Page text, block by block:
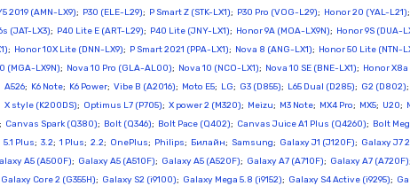
2019 (AMN-LX9); P30 (ELE-L29); P Smart Z (STK-LX1); P30 Pro (VOG-L29); Honor 20 (YAL-L21);
(JAT-LX3); P40 Lite E (ART-L29); P40 Lite (JNY-LX1); Honor 9A (MOA-LX9N); Honor 9S (DUA-
; Honor 10X Lite (DNN-LX9); P Smart 2021 (PPA-LX1); Nova 8 (ANG-LX1); Honor 50 Lite (NTN-
(MGA-LX9N); Nova 10 Pro (GLA-AL00); Nova 10 (NCO-LX1); Nova 10 SE (BNE-LX1); Honor X8a
A526; K6 Note; K6 Power; Vibe B (A2016); Moto E5; LG; G3 (D855); L65 Dual (D285); G2 (D802);
X style (K200DS); Optimus L7 (P705); X power 2 (M320); Meizu; M3 Note; MX4 Pro; MX5; U20;
; Canvas Spark (Q380); Bolt (Q346); Bolt Pace (Q402); Canvas Juice A1 Plus (Q4260); Bolt
5.1 Plus; 3.2; 1 Plus; 2.2; OnePlus; Philips; Билайн; Samsung; Galaxy J1 (J120F); Galaxy J7
A5 (A500F); Galaxy A5 (A510F); Galaxy A5 (A520F); Galaxy A7 (A710F); Galaxy A7 (A720F);
Galaxy Core 2 (G355H); Galaxy S2 (i9100); Galaxy Mega 5.8 (i9152); Galaxy S4 Active (i9295);